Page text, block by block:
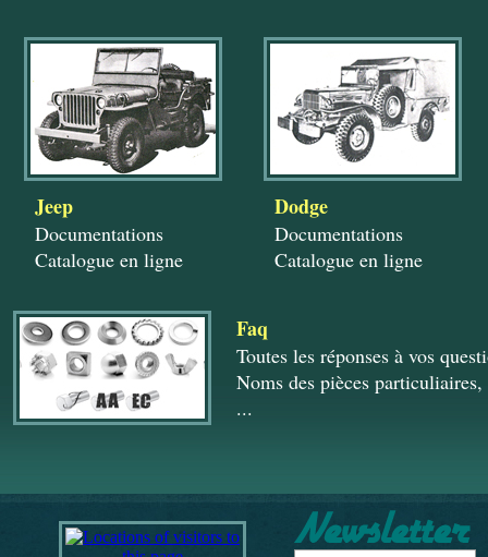
Jeep
Documentations
Catalogue en ligne
Dodge
Documentations
Catalogue en ligne
Faq
Toutes les réponses à vos
Noms des pièces
...